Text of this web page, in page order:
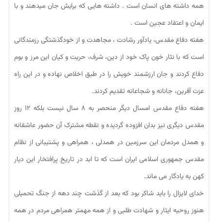
همه داشته های انسان است . داشته هایی که برایش جان میدهند و با
ایمان و اعتقاد عجین است .
هفته دفاع مقدس، یادآور رشادت ، مجاهدت و از خودگذشتگی رزمندگانی
است که با نثار خون پاک خود از دین، شرف، حریت و کیان این مرز و بوم
دفاع کردند و جان ارزشمند خویش را در طبق اخلاص نهاده و در این راه
عزت آفرین، جانانه و شجاعانه تقدیم کردند.
هفته دفاع مقدس امسال دیگر منحصر به ۸ سال نیست بلکه ۱۲ روز
مقدس دیگری نیز بدان افزوده گردیده و نقطه مشترک آن حضور عاشقانه
و همدل مردمان این سرزمین در همدلی ، همراهی و پشتیبانی از نظام
مقدس جمهوری اسلامی ایران است که تا ابد در تاریخ پرافتخار این دیار
کهن به یادگار می ماند.
خدای لایزال را باید شاکر بود که بعد از گذشت چند دهه از جنگ تحمیلی
هنوز روحیه ایثار و شهادت طلبی و از همه مهمتر همراهی مردم در همه